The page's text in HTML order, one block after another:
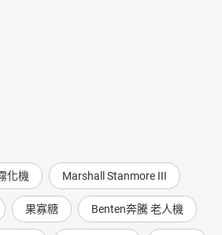
化機 Marshall Stanmore III
果寡糖 Benten奔騰 老人機